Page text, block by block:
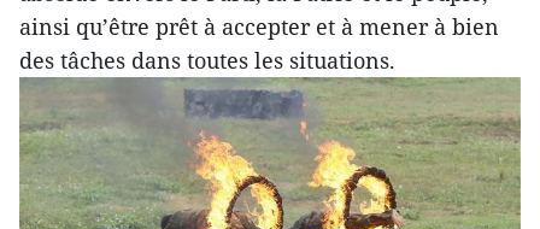
ainsi qu’être prêt à accepter et à mener à bien
des tâches dans toutes les situations.